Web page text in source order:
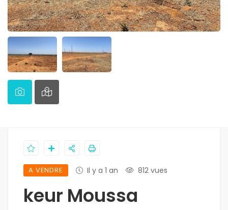
A VENDRE Il y a 1 an 812 vues
keur Moussa